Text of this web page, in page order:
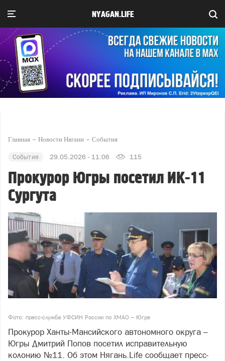
NYAGAN.LIFE
Главная Новости Нягани События
События 29.05.2026 - 11:06 115
Прокурор Югры посетил ИК-11
Сургута
Фото: пресс-служба УФСИН России по ХМАО – Югре
Прокурор Ханты-Мансийского автономного округа –
Югры Дмитрий Попов посетил исправительную
колонию №11. Об этом Нягань.Life сообщает пресс-